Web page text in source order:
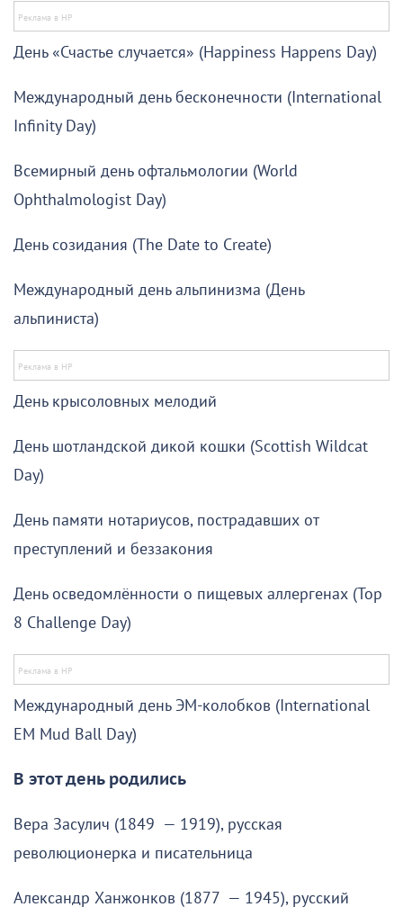
День «Счастье случается» (Happiness Happens Day)
Международный день бесконечности (International
Infinity Day)
Всемирный день офтальмологии (World
Ophthalmologist Day)
День созидания (The Date to Create)
Международный день альпинизма (День
альпиниста)
День крысоловных мелодий
День шотландской дикой кошки (Scottish Wildcat
Day)
День памяти нотариусов, пострадавших от
преступлений и беззакония
День осведомлённости о пищевых аллергенах (Top
8 Challenge Day)
Международный день ЭМ-колобков (International
EM Mud Ball Day)
В этот день родились
Вера Засулич (1849 — 1919), русская
революционерка и писательница
Александр Ханжонков (1877 — 1945), русский